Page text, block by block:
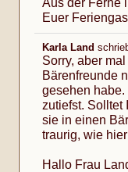
Euer
Karla Land
Sorry, aber
Bärenfreunde
gesehen
zutiefst. Solltet
sie in einen
traurig, wie
Hallo Frau